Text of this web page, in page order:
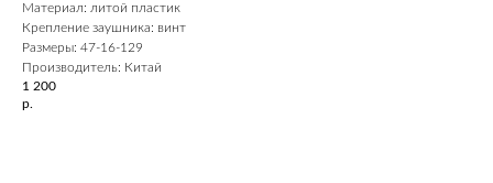
Материал: литой пластик
Крепление заушника: винт
Размеры: 47-16-129
Производитель: Китай
1 200
р.